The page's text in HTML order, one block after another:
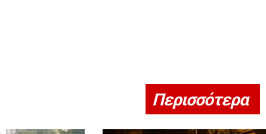
Περισσότερα